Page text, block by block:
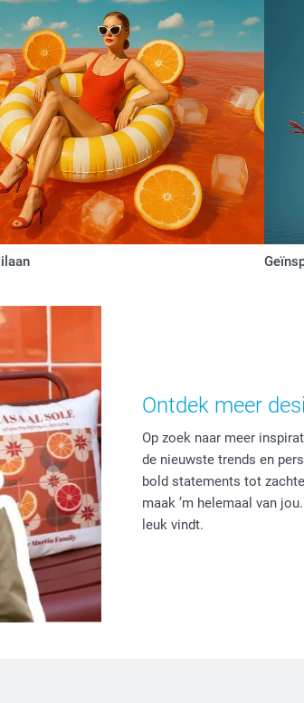
Ontdek meer
Op zoek naar meer
de nieuwste trends en
bold statements tot
maak ’m helemaal van
leuk vindt.